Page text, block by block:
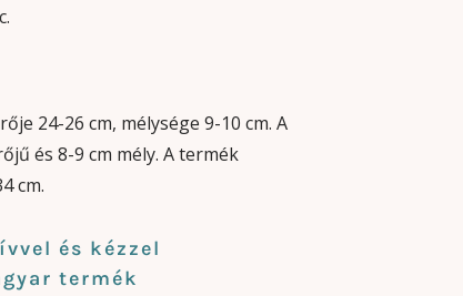
24-26 cm, mélysége 9-10 cm. A
és 8-9 cm mély. A termék
cm.
és kézzel
termék